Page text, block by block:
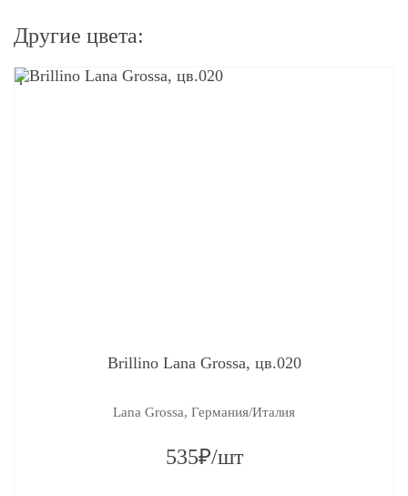
Другие цвета:
q
Brillino Lana Grossa, цв.020
Lana Grossa, Германия/Италия
535₽/шт